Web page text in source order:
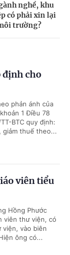
nghề, khu
có phải xin lại
trường?
định cho
phản ánh của
1 Điều 78
BTC quy định:
giảm thuế theo...
viên tiểu
Hồng Phước
viên thư viện, có
viện, vào biên
ông có...